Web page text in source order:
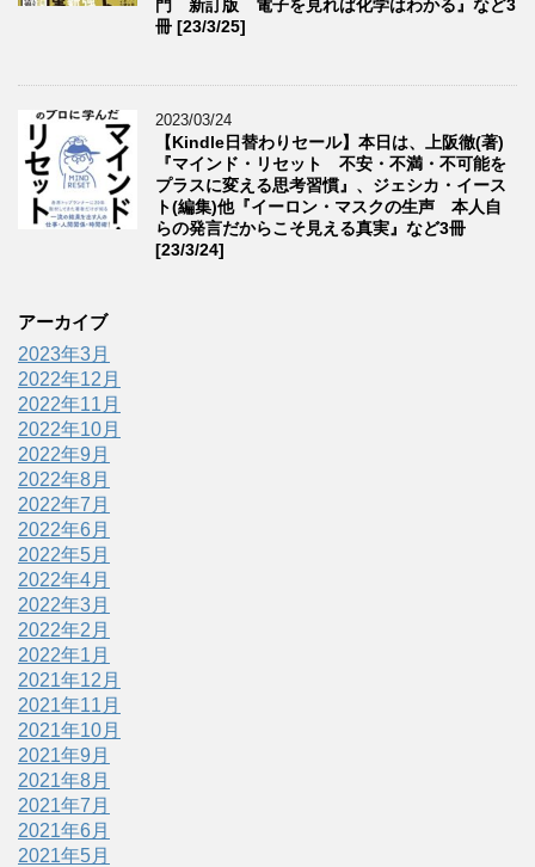
門 新訂版 電子を見れば化学はわかる』など3
冊 [23/3/25]
2023/03/24
【Kindle日替わりセール】本日は、上阪徹(著)
『マインド・リセット 不安・不満・不可能を
プラスに変える思考習慣』、ジェシカ・イース
ト(編集)他『イーロン・マスクの生声 本人自
らの発言だからこそ見える真実』など3冊
[23/3/24]
アーカイブ
2023年3月
2022年12月
2022年11月
2022年10月
2022年9月
2022年8月
2022年7月
2022年6月
2022年5月
2022年4月
2022年3月
2022年2月
2022年1月
2021年12月
2021年11月
2021年10月
2021年9月
2021年8月
2021年7月
2021年6月
2021年5月